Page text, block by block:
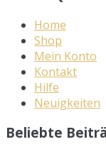
Home
Shop
Mein Konto
Kontakt
Hilfe
Neuigkeiten
Beliebte